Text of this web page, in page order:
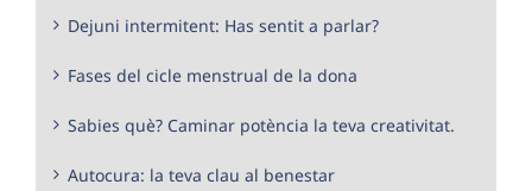
Dejuni intermitent: Has sentit a parlar?
Fases del cicle menstrual de la dona
Sabies què? Caminar potència la teva creativitat.
Autocura: la teva clau al benestar